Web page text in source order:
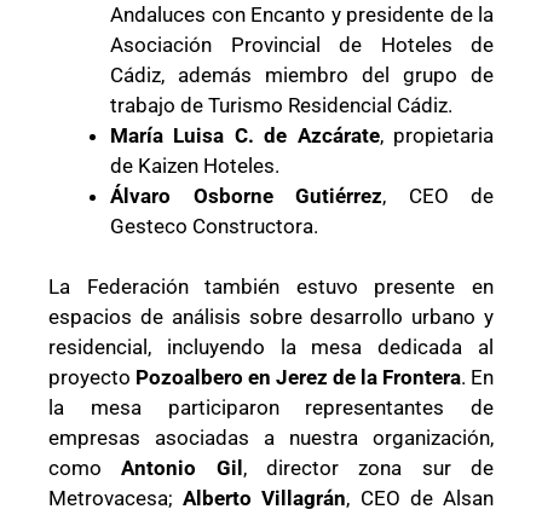
Andaluces con Encanto y presidente de la
Asociación Provincial de Hoteles de
Cádiz, además miembro del grupo de
trabajo de Turismo Residencial Cádiz.
María Luisa C. de Azcárate, propietaria
de Kaizen Hoteles.
Álvaro Osborne Gutiérrez, CEO de
Gesteco Constructora.
La Federación también estuvo presente en
espacios de análisis sobre desarrollo urbano y
residencial, incluyendo la mesa dedicada al
proyecto Pozoalbero en Jerez de la Frontera. En
la mesa participaron representantes de
empresas asociadas a nuestra organización,
comoAntonio Gil , director zona sur de
Metrovacesa;Alberto Villagrán, CEO de Alsan